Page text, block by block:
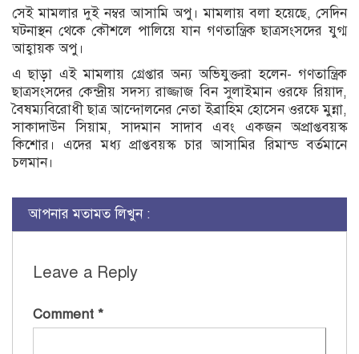
সেই মামলার দুই নম্বর আসামি অপু। মামলায় বলা হয়েছে, সেদিন
ঘটনাস্থন থেকে কৌশলে পালিয়ে যান গণতান্ত্রিক ছাত্রসংসদের যুগ্ম
আহ্বায়ক অপু।
এ ছাড়া এই মামলায় গ্রেপ্তার অন্য অভিযুক্তরা হলেন- গণতান্ত্রিক
ছাত্রসংসদের কেন্দ্রীয় সদস্য রাজ্জাজ বিন সুলাইমান ওরফে রিয়াদ,
বৈষম্যবিরোধী ছাত্র আন্দোলনের নেতা ইব্রাহিম হোসেন ওরফে মুন্না,
সাকাদাউন সিয়াম, সাদমান সাদাব এবং একজন অপ্রাপ্তবয়স্ক
কিশোর। এদের মধ্য প্রাপ্তবয়স্ক চার আসামির রিমান্ড বর্তমানে
চলমান।
আপনার মতামত লিখুন :
Leave a Reply
Comment *